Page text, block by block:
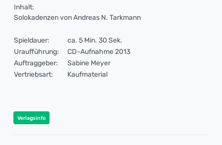
Inhalt:
Solokadenzen von Andreas N. Tarkmann
Spieldauer:
ca. 5 Min. 30 Sek.
Uraufführung:
CD-Aufnahme 2013
Auftraggeber:
Sabine Meyer
Vertriebsart:
Kaufmaterial
Verlagsinfo